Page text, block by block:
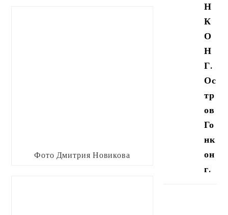
Фото Дмитрия Новикова
Н
К
О
Н
Г.
Ос
тр
ов
Го
нк
он
г.